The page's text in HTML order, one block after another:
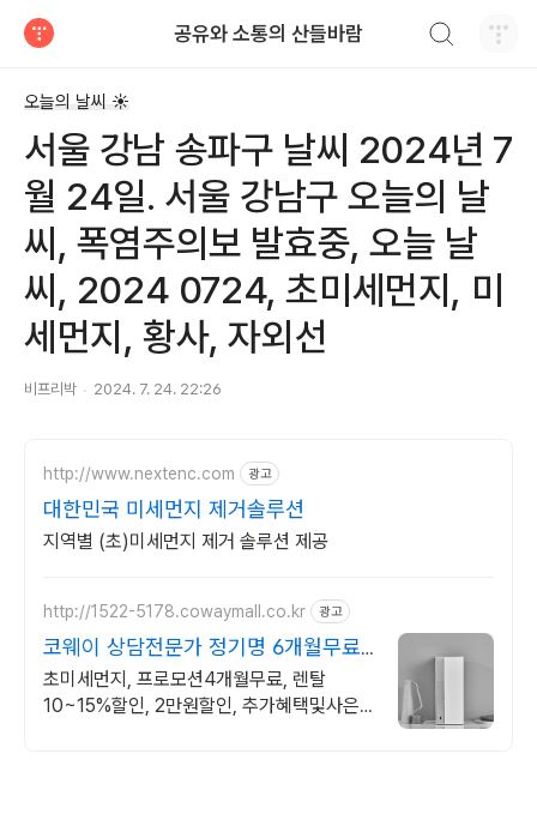
공유와 소통의 산들바람
오늘의 날씨 ☀
서울 강남 송파구 날씨 2024년 7
월 24일. 서울 강남구 오늘의 날
씨, 폭염주의보 발효중, 오늘 날
씨, 2024 0724, 초미세먼지, 미
세먼지, 황사, 자외선
비프리박 2024. 7. 24. 22:26
http://www.nextenc.com 광고
대한민국 미세먼지 제거솔루션
지역별 (초)미세먼지 제거 솔루션 제공
http://1522-5178.cowaymall.co.kr 광고
코웨이 상담전문가 정기명 6개월무료,
추가많은혜택
초미세먼지, 프로모션4개월무료, 렌탈
10~15%할인, 2만원할인, 추가혜택및사은